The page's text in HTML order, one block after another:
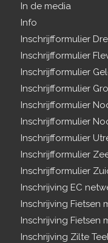
In de media
Info
Inschrijfformulier
Inschrijfformulier
Inschrijfformulier
Inschrijfformulier
Inschrijfformulier
Inschrijfformulier
Inschrijfformulier
Inschrijfformulier
Inschrijfformulier
Inschrijving EC
Inschrijving Fietsen
Inschrijving Fietsen
Inschrijving Zilte